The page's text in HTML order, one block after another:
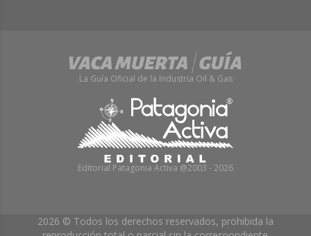
La Guía Oficial de la Industria Oil & Gas
Editorial Patagonia Activa @2003 - 2026
2026 © Todos los derechos reservados, prohibida la